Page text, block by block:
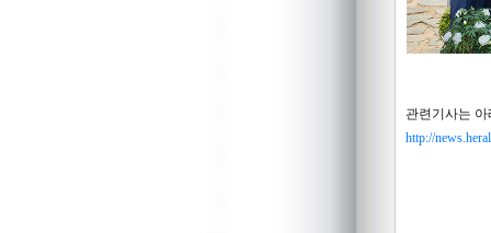
관련기사는
http://